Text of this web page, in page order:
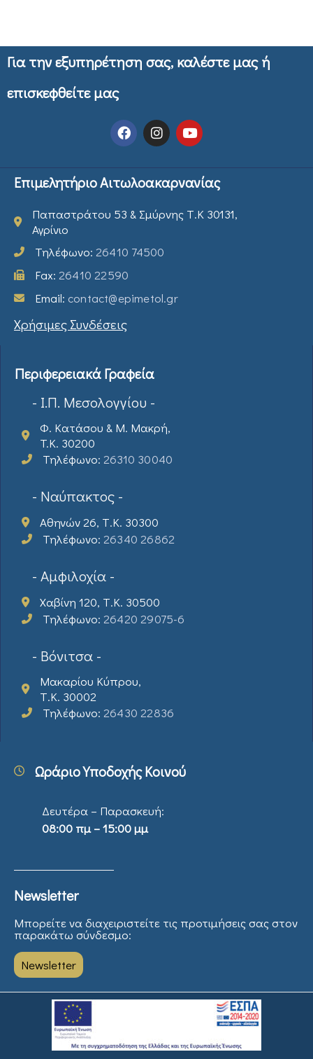
Για την εξυπηρέτηση σας, καλέστε μας ή
επισκεφθείτε μας
Επιμελητήριο Αιτωλοακαρνανίας
Παπαστράτου 53 & Σμύρνης Τ.Κ 30131,
Αγρίνιο
Τηλέφωνο: 26410 74500
Fax: 26410 22590
Email: contact@epimetol.gr
Χρήσιμες Συνδέσεις
Περιφερειακά Γραφεία
- Ι.Π. Μεσολογγίου -
Φ. Κατάσου & Μ. Μακρή,
T.K. 30200
Τηλέφωνο: 26310 30040
- Ναύπακτος -
Αθηνών 26, Τ.Κ. 30300
Τηλέφωνο: 26340 26862
- Αμφιλοχία -
Χαβίνη 120, Τ.Κ. 30500
Τηλέφωνο: 26420 29075-6
- Βόνιτσα -
Μακαρίου Κύπρου,
Τ.Κ. 30002
Τηλέφωνο: 26430 22836
Ωράριο Υποδοχής Κοινού
Δευτέρα – Παρασκευή:
08:00 πμ – 15:00 μμ
Newsletter
Μπορείτε να διαχειριστείτε τις προτιμήσεις σας στον
παρακάτω σύνδεσμο:
Newsletter